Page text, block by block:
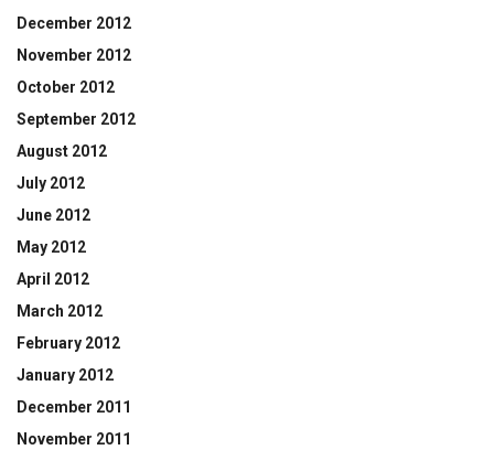
December 2012
November 2012
October 2012
September 2012
August 2012
July 2012
June 2012
May 2012
April 2012
March 2012
February 2012
January 2012
December 2011
November 2011